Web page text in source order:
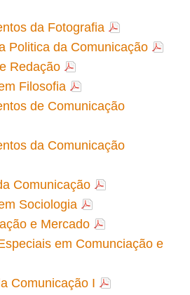
da Fotografia
Politica da Comunicação
Redação
Filosofia
de Comunicação
da Comunicação
Comunicação
Sociologia
e Mercado
em Comunciação e
Comunicação I